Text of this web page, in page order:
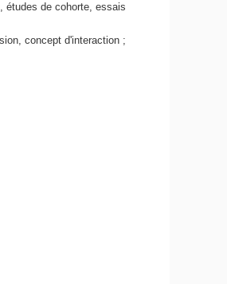
études de cohorte, essais
concept d'interaction ;